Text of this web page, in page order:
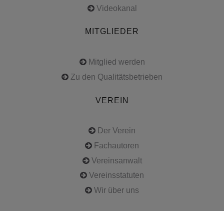
Videokanal
MITGLIEDER
Mitglied werden
Zu den Qualitätsbetrieben
VEREIN
Der Verein
Fachautoren
Vereinsanwalt
Vereinsstatuten
Wir über uns